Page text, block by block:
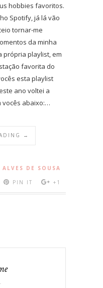
hobbies favoritos.
Spotify, já lá vão
tornar-me
da minha
própria playlist, em
favorita do
esta playlist
ano voltei a
vocês abaixo:…
→
DE SOUSA
PIN IT +1